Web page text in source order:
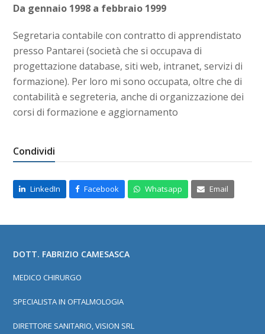
Da gennaio 1998 a febbraio 1999
Segretaria contabile con contratto di apprendistato
presso Pantarei (società che si occupava di
progettazione database, siti web, intranet, servizi di
formazione). Per loro mi sono occupata, oltre che di
contabilità e segreteria, anche di organizzazione dei
corsi di formazione e aggiornamento
Condividi
LinkedIn Facebook Whatsapp Email
DOTT. FABRIZIO CAMESASCA
MEDICO CHIRURGO
SPECIALISTA IN OFTALMOLOGIA
DIRETTORE SANITARIO, VISION SRL